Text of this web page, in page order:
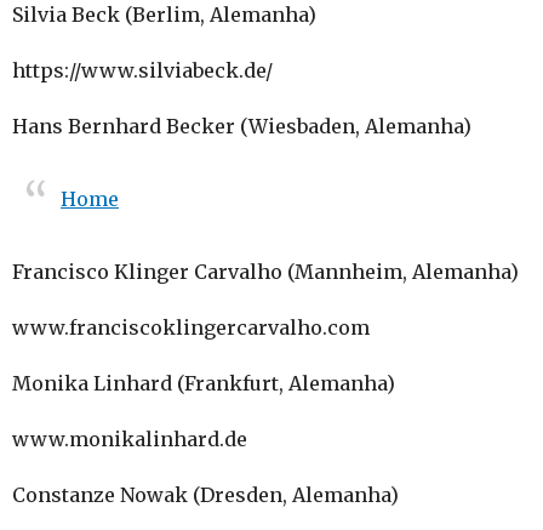
Silvia Beck (Berlim, Alemanha)
https://www.silviabeck.de/
Hans Bernhard Becker (Wiesbaden, Alemanha)
Home
Francisco Klinger Carvalho (Mannheim, Alemanha)
www.franciscoklingercarvalho.com
Monika Linhard (Frankfurt, Alemanha)
www.monikalinhard.de
Constanze Nowak (Dresden, Alemanha)